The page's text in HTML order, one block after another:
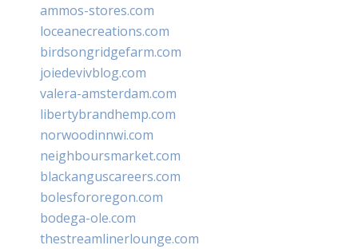
ammos-stores.com
loceanecreations.com
birdsongridgefarm.com
joiedevivblog.com
valera-amsterdam.com
libertybrandhemp.com
norwoodinnwi.com
neighboursmarket.com
blackanguscareers.com
bolesfororegon.com
bodega-ole.com
thestreamlinerlounge.com